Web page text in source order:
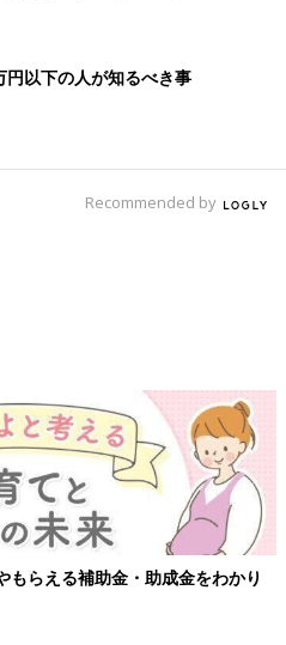
円以下の人が知るべき事
Recommended by
婦の感染症対策、知っておいて！